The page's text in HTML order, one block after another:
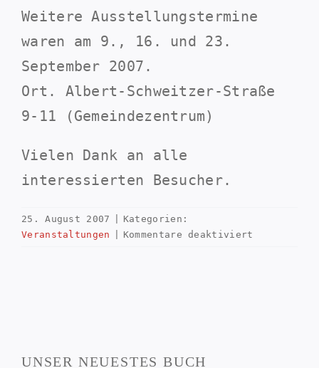
Weitere Ausstellungstermine
waren am 9., 16. und 23.
September 2007.
Ort. Albert-Schweitzer-Straße
9-11 (Gemeindezentrum)
Vielen Dank an alle
interessierten Besucher.
25. August 2007
Kategorien:
Veranstaltungen
Kommentare deaktiviert
UNSER NEUESTES BUCH